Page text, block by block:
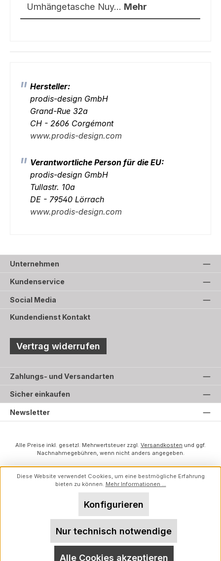
Umhängetasche Nuy… Mehr
Hersteller:
prodis-design GmbH
Grand-Rue 32a
CH - 2606 Corgémont
www.prodis-design.com
Verantwortliche Person für die EU:
prodis-design GmbH
Tullastr. 10a
DE - 79540 Lörrach
www.prodis-design.com
Unternehmen
Kundenservice
Social Media
Kundendienst Kontakt
Vertrag widerrufen
Zahlungs- und Versandarten
Sicher einkaufen
Newsletter
Alle Preise inkl. gesetzl. Mehrwertsteuer zzgl. Versandkosten und ggf.
Nachnahmegebühren, wenn nicht anders angegeben.
Diese Website verwendet Cookies, um eine bestmögliche Erfahrung
bieten zu können. Mehr Informationen ...
Nur technisch notwendige
Konfigurieren
Alle Cookies akzeptieren